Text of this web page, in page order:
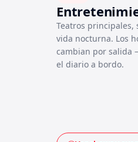
Teatros principales,
vida nocturna. Los
cambian por salida
el diario a bordo.